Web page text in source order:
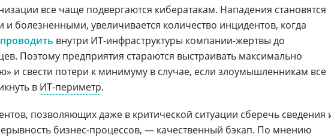
все чаще подвергаются кибератакам. Нападения становятся
болезненными, увеличивается количество инцидентов, когда
проводить внутри ИТ-инфраструктуры компании-жертвы до
Поэтому предприятия стараются выстраивать максимально
и свести потери к минимуму в случае, если злоумышленникам все
в ИТ-периметр.
позволяющих даже в критической ситуации сберечь сведения
бизнес-процессов, — качественный бэкап. По мнению